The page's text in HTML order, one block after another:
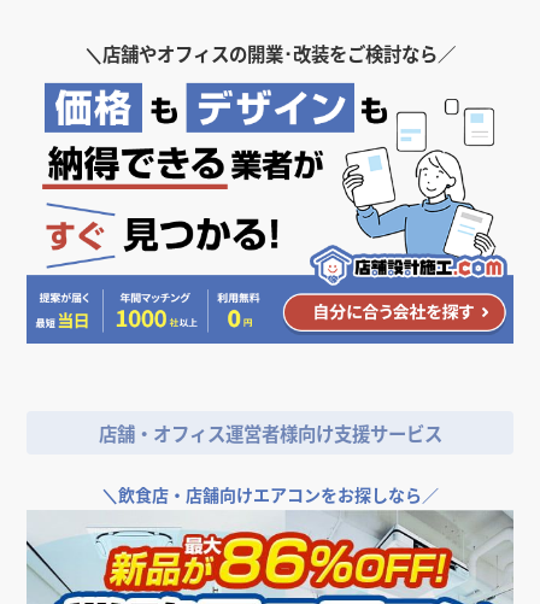
＼店舗やオフィスの開業･改装をご検討なら／
店舗・オフィス運営者様向け支援サービス
＼飲食店・店舗向けエアコンをお探しなら／